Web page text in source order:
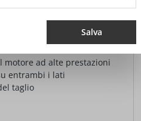
CARPENTERIA
motore ad alte prestazioni
entrambi i lati
taglio
Salva